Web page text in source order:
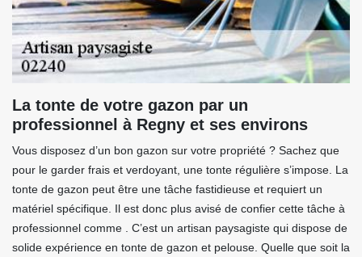
La tonte de votre gazon par un
professionnel à Regny et ses environs
Vous disposez d’un bon gazon sur votre propriété ? Sachez que
pour le garder frais et verdoyant, une tonte régulière s’impose. La
tonte de gazon peut être une tâche fastidieuse et requiert un
matériel spécifique. Il est donc plus avisé de confier cette tâche à
professionnel comme . C’est un artisan paysagiste qui dispose de
solide expérience en tonte de gazon et pelouse. Quelle que soit la